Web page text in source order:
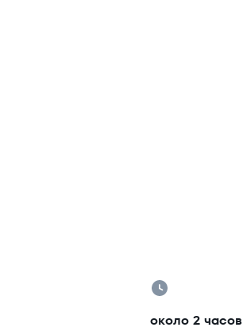
около 2 часов